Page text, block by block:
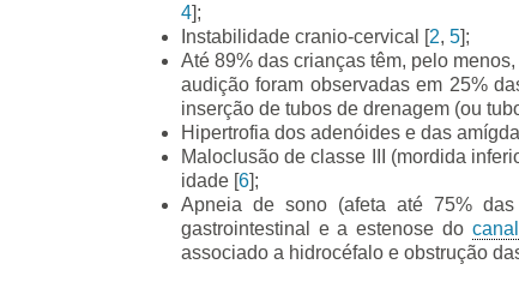
4];
Instabilidade cranio-cervical [2, 5];
Até 89% das crianças têm, pelo
audição foram observadas em 25%
inserção de tubos de drenagem (ou
Hipertrofia dos adenóides e das
Maloclusão de classe III (mordida
idade [6];
Apneia de sono (afeta até 75%
gastrointestinal e a estenose do
associado a hidrocéfalo e obstrução